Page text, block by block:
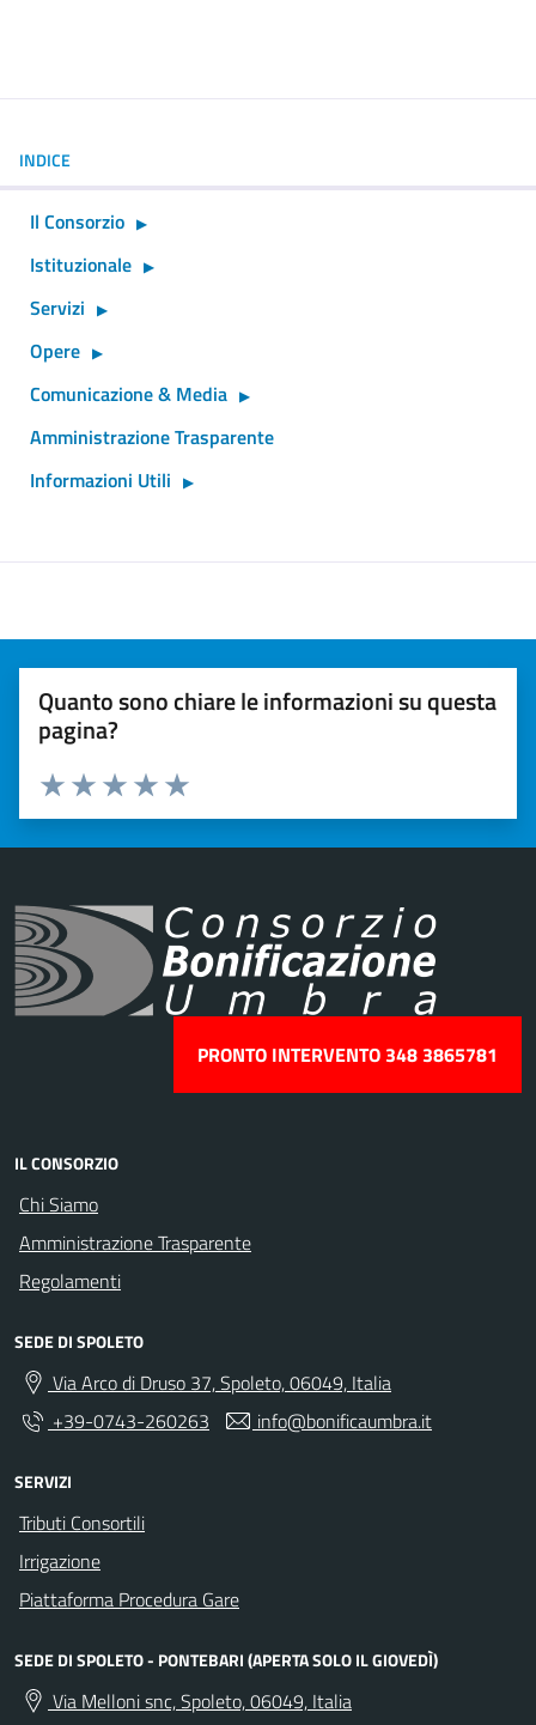
INDICE
Il Consorzio
Istituzionale
Servizi
Opere
Comunicazione & Media
Amministrazione Trasparente
Informazioni Utili
Quanto sono chiare le informazioni su questa
pagina?
Valuta 5 stelle su 5
Valuta 4 stelle su 5
Valuta 3 stelle su 5
Valuta 2 stelle su 5
Valuta 1 stelle su 5
PRONTO INTERVENTO 348 3865781
IL CONSORZIO
Chi Siamo
Amministrazione Trasparente
Regolamenti
SEDE DI SPOLETO
Via Arco di Druso 37, Spoleto, 06049, Italia
+39-0743-260263
info@bonificaumbra.it
SERVIZI
Tributi Consortili
Irrigazione
Piattaforma Procedura Gare
SEDE DI SPOLETO - PONTEBARI (APERTA SOLO IL GIOVEDÌ)
Via Melloni snc, Spoleto, 06049, Italia